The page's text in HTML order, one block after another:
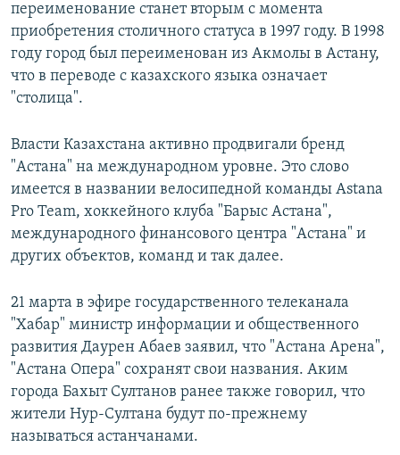
переименование станет вторым с момента
приобретения столичного статуса в 1997 году. В 1998
году город был переименован из Акмолы в Астану,
что в переводе с казахского языка означает
"столица".
Власти Казахстана активно продвигали бренд
"Астана" на международном уровне. Это слово
имеется в названии велосипедной команды Astana
Pro Team, хоккейного клуба "Барыс Астана",
международного финансового центра "Астана" и
других объектов, команд и так далее.
21 марта в эфире государственного телеканала
"Хабар" министр информации и общественного
развития Даурен Абаев заявил, что "Астана Арена",
"Астана Опера" сохранят свои названия. Аким
города Бахыт Султанов ранее также говорил, что
жители Нур-Султана будут по-прежнему
называться астанчанами.